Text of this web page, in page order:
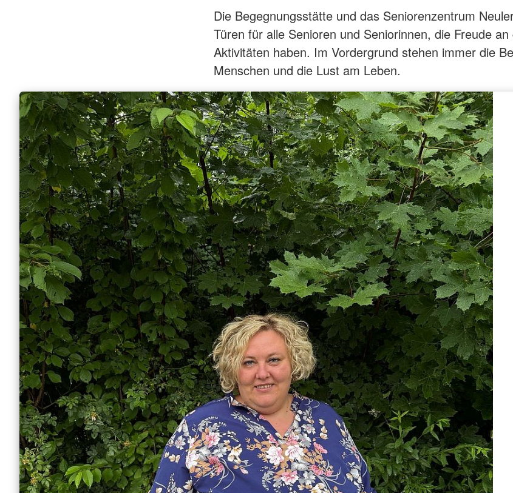
Die Begegnungsstätte und das Seniorenzentrum
Türen für alle Senioren und Seniorinnen, die Freude
Aktivitäten haben. Im Vordergrund stehen immer die
Menschen und die Lust am Leben.